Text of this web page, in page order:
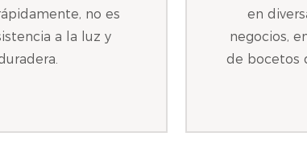
no es
a la luz y
en
negocios,
de bocetos